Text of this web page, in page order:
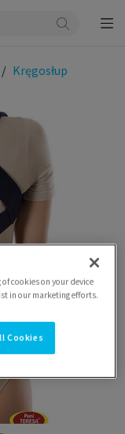
Kręgosłup
of cookies on your device
in our marketing efforts.
Cookies